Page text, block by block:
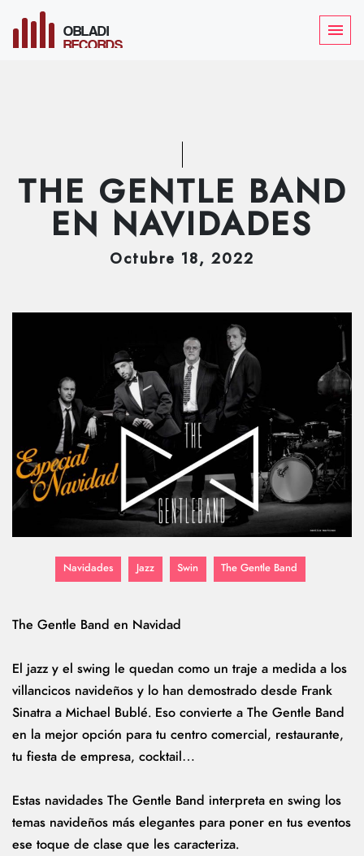
OBLADI
RECORDS
menu
THE GENTLE BAND
EN NAVIDADES
Octubre 18, 2022
Navidades Jazz Swin The Gentle Band
The Gentle Band en Navidad
El jazz y el swing le quedan como un traje a medida a los
villancicos navideños y lo han demostrado desde Frank
Sinatra a Michael Bublé. Eso convierte a The Gentle Band
en la mejor opción para tu centro comercial, restaurante,
tu fiesta de empresa, cocktail…
Estas navidades The Gentle Band interpreta en swing los
temas navideños más elegantes para poner en tus eventos
ese toque de clase que les caracteriza.